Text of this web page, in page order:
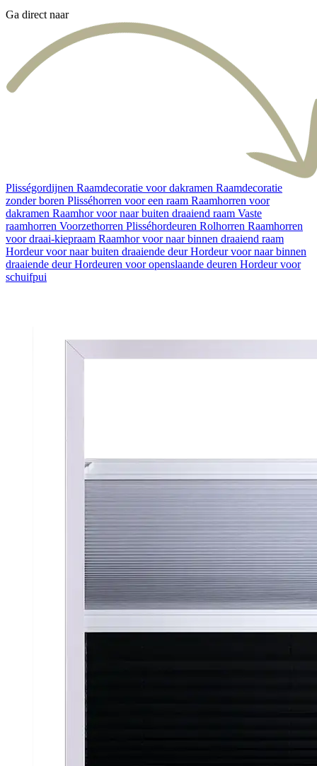
Ga direct naar
Plisségordijnen Raamdecoratie voor dakramen Raamdecoratie
zonder boren Plisséhorren voor een raam Raamhorren voor
dakramen Raamhor voor naar buiten draaiend raam Vaste
raamhorren Voorzethorren Plisséhordeuren Rolhorren Raamhorren
voor draai-kiepraam Raamhor voor naar binnen draaiend raam
Hordeur voor naar buiten draaiende deurHordeur voor naar binnen
draaiende deurHordeuren voor openslaande deuren Hordeur voor
schuifpui